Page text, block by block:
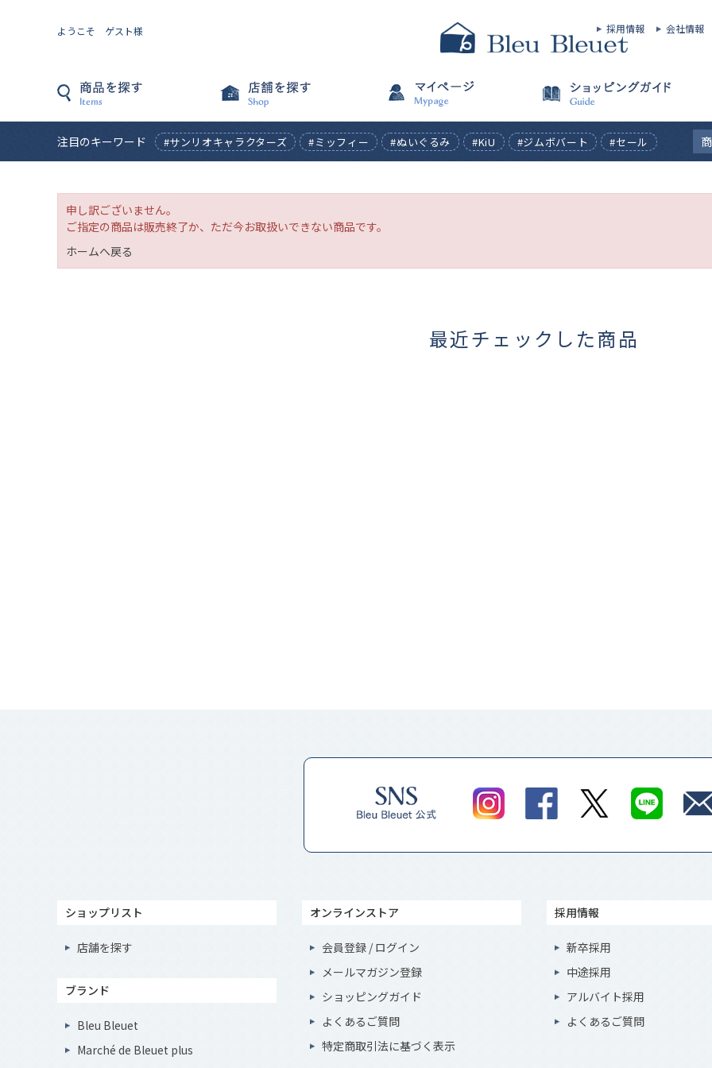
ようこそ ゲスト様 採用情報 会社情報
注目のキーワード #サンリオキャラクターズ #ミッフィー #ぬいぐるみ #KiU #ジムボバート #セール
申し訳ございません。
ご指定の商品は販売終了か、ただ今お取扱いできない商品です。
ホームへ戻る
最近チェックした商品
ショップリスト
店舗を探す
ブランド
Bleu Bleuet
Marché de Bleuet plus
オンラインストア
会員登録 / ログイン
メールマガジン登録
ショッピングガイド
よくあるご質問
特定商取引法に基づく表示
採用情報
新卒採用
中途採用
アルバイト採用
よくあるご質問